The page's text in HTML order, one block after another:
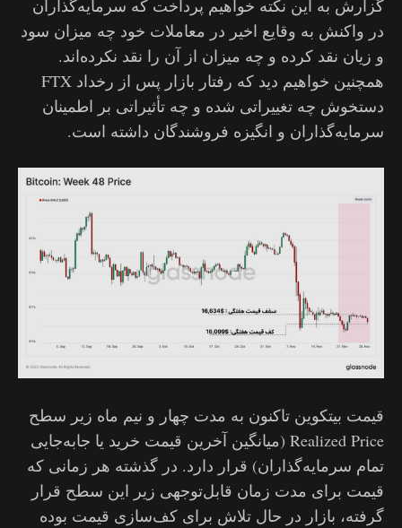
گزارش به این نکته خواهیم پرداخت که سرمایه‌گذاران
در واکنش به وقایع اخیر در معاملات خود چه میزان سود
و زیان نقد کرده و چه میزان از آن را نقد نکرده‌اند.
همچنین خواهیم دید که رفتار بازار پس از رخداد FTX
دستخوش چه تغییراتی شده و چه تأثیراتی بر اطمینان
سرمایه‌گذاران و انگیزه فروشندگان داشته است.
قیمت بیتکوین تاکنون به مدت چهار و نیم ماه زیر سطح
Realized Price (میانگین آخرین قیمت خرید یا جابه‌جایی
تمام سرمایه‌گذاران) قرار دارد. در گذشته هر زمانی که
قیمت برای مدت زمان قابل‌توجهی زیر این سطح قرار
گرفته، بازار در حال تلاش برای کف‌سازی قیمت بوده